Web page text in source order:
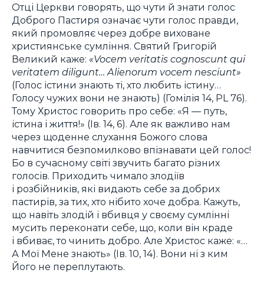
Отці Церкви говорять, що чути й знати голос
Доброго Пастиря означає чути голос правди,
який промовляє через добре виховане
християнське сумління. Святий Григорій
Великий каже: «Vocem veritatis cognoscunt qui
veritatem diligunt… Alienorum vocem nesciunt»
(Голос істини знають ті, хто любить істину…
Голосу чужих вони не знають) (Гомілія 14, PL 76).
Тому Христос говорить про себе: «Я — путь,
істина і життя!» (Ів. 14, 6). Але як важливо нам
через щоденне слухання Божого слова
навчитися безпомилково впізнавати цей голос!
Бо в сучасному світі звучить багато різних
голосів. Приходить чимало злодіїв
і розбійників, які видають себе за добрих
пастирів, за тих, хто нібито хоче добра. Кажуть,
що навіть злодій і вбивця у своєму сумлінні
мусить переконати себе, що, коли він краде
і вбиває, то чинить добро. Але Христос каже: «…
А Мої Мене знають» (Ів. 10, 14). Вони ні з ким
Його не переплутають.